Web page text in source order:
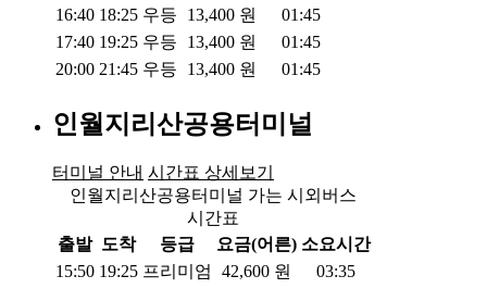
16:40 18:25 우등 13,400 원
01:45
17:40 19:25 우등 13,400 원
01:45
20:00 21:45 우등 13,400 원 01:45
인월지리산공용터미널
터미널 안내 시간표 상세보기
인월지리산공용터미널 가는 시외버스
시간표
출발 도착 등급 요금(어른) 소요시간
15:50 19:25 프리미엄 42,600 원 03:35